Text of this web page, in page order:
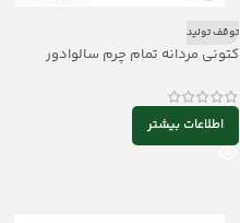
توقف تولید
کتونی مردانه تمام چرم سالوادور
اطلاعات بیشتر